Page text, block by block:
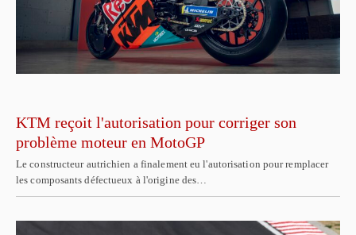
KTM reçoit l'autorisation pour corriger son
problème moteur en MotoGP
Le constructeur autrichien a finalement eu l'autorisation pour remplacer
les composants défectueux à l'origine des…